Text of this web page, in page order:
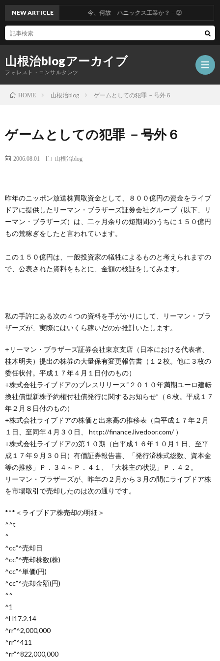
山根治blogアーカイブ
フォレスト・コンサルタンツ
を
創
根
治
会
社
NEW ARTICLE 今、何故 ハニックス工業か？－②
HOME 山根治blog ゲームとしての犯罪 －号外６
ゲームとしての犯罪 －号外６
2006.08.01 山根治blog
昨年のニッポン放送株買取資金として、８００億円の資金をライブ
ドアに提供したリーマン・ブラザーズ証券会社グループ（以下、リ
ーマン・ブラザーズ）は、二ヶ月余りの短期間のうちに１５０億円
もの荒稼ぎをしたと言われています。
この１５０億円は、一般投資家の犠牲によるものと考えられますの
で、公表された資料をもとに、金額の検証をしてみます。
私の手許にある次の４つの資料を手がかりにして、リーマン・ブラ
ザーズが、実際にはいくら稼いだのか推計いたします。
+リーマン・ブラザーズ証券会社東京支店（日本における代表者、
桂木明夫）提出の株券の大量保有変更報告書（１２枚。他に３枚の
委任状付。平成１７年４月１日付のもの）
+株式会社ライブドアのプレスリリース“２０１０年満期ユーロ建転
換社債型新株予約権付社債発行に関するお知らせ”（６枚。平成１７
年２月８日付のもの）
+株式会社ライブドアの株価と出来高の推移表（自平成１７年２月
１日、至同年４月３０日、 http://finance.livedoor.com/ ）
+株式会社ライブドアの第１０期（自平成１６年１０月１日、至平
成１７年９月３０日）有価証券報告書、「発行済株式総数、資本金
等の推移」Ｐ．３４～Ｐ．４１、「大株主の状況」Ｐ．４２。
リーマン・ブラザーズが、昨年の２月から３月の間にライブドア株
を市場取引で売却したのは次の通りです。
***＜ライブドア株売却の明細＞
^^t
^
^cc”^売却日
^cc”^売却株数(株)
^cc”^単価(円)
^cc”^売却金額(円)
^^
^1
^H17.2.14
^rr”^2,000,000
^rr”^411
^rr”^822,000,000